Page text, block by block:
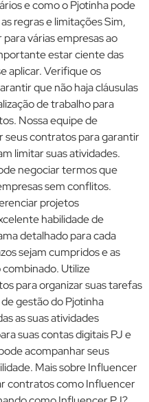
e como o Pjotinha pode
regras e limitações Sim,
várias empresas ao
estar ciente das
aplicar. Verifique os
que não haja cláusulas
de trabalho para
Nossa equipe de
seus contratos para garantir
limitar suas atividades.
negociar termos que
sem conflitos.
projetos
habilidade de
detalhado para cada
sejam cumpridos e as
Utilize
para organizar suas tarefas
gestão do Pjotinha
as suas atividades
suas contas digitais PJ e
acompanhar seus
Mais sobre Influencer
contratos como Influencer